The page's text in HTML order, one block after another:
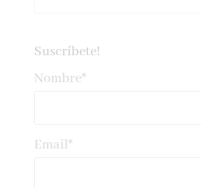
Suscríbete!
Nombre*
Email*